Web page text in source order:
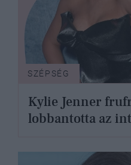
SZÉPSÉG
Kylie Jenner
lobbantotta az